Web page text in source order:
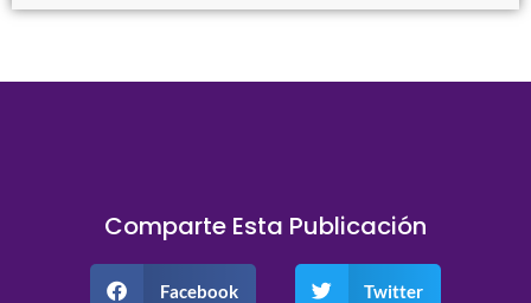
Comparte Esta Publicación
Facebook Twitter